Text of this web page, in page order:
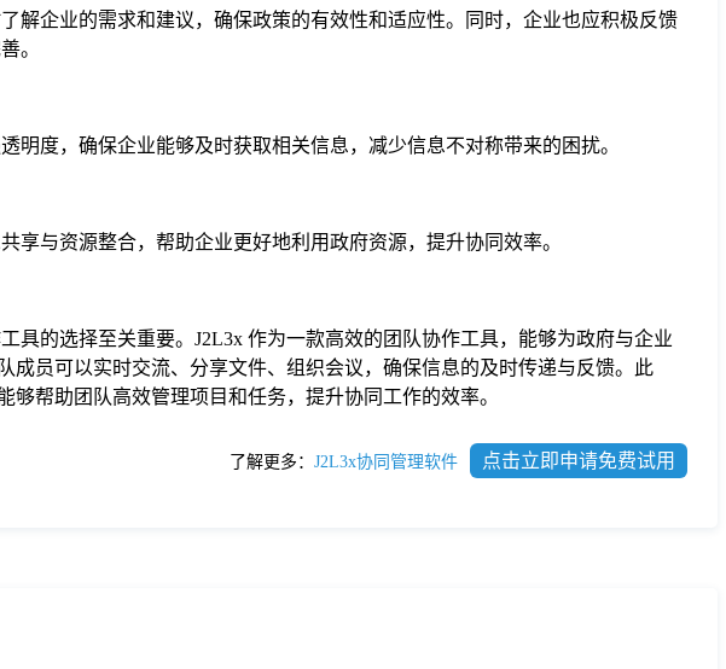
解企业的需求和建议，确保政策的有效性和适应性。同时，企业也应积极反馈
。
明度，确保企业能够及时获取相关信息，减少信息不对称带来的困扰。
享与资源整合，帮助企业更好地利用政府资源，提升协同效率。
具的选择至关重要。J2L3x 作为一款高效的团队协作工具，能够为政府与企业
成员可以实时交流、分享文件、组织会议，确保信息的及时传递与反馈。此
够帮助团队高效管理项目和任务，提升协同工作的效率。
了解更多： J2L3x协同管理软件 点击立即申请免费试用